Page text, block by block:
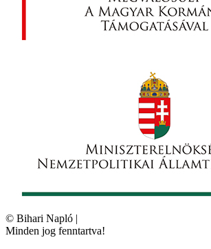
© Bihari Napló |
Minden jog fenntartva!